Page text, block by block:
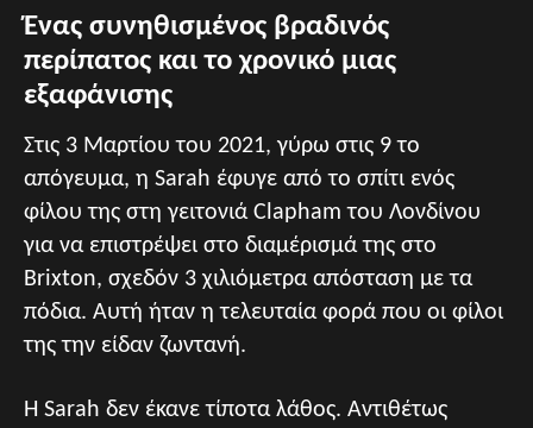
Ένας συνηθισμένος βραδινός
περίπατος και το χρονικό μιας
εξαφάνισης
Στις 3 Μαρτίου του 2021, γύρω στις 9 το
απόγευμα, η Sarah έφυγε από το σπίτι ενός
φίλου της στη γειτονιά Clapham του Λονδίνου
για να επιστρέψει στο διαμέρισμά της στο
Brixton, σχεδόν 3 χιλιόμετρα απόσταση με τα
πόδια. Αυτή ήταν η τελευταία φορά που οι φίλοι
της την είδαν ζωντανή.
Η Sarah δεν έκανε τίποτα λάθος. Αντιθέτως